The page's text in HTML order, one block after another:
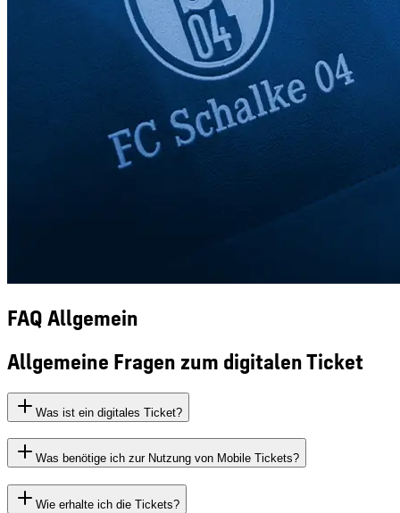
FAQ Allgemein
Allgemeine Fragen zum digitalen Ticket
Was ist ein digitales Ticket?
Was benötige ich zur Nutzung von Mobile Tickets?
Wie erhalte ich die Tickets?